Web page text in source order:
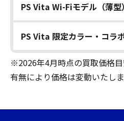
PS Vita Wi-Fiモデル（薄型）
PS Vita 限定カラー・コラ
※2026年4月時点の買取価格
有無により価格は変動いたしま